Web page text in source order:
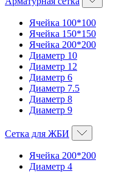
Ячейка 100*100
Ячейка 150*150
Ячейка 200*200
Диаметр 10
Диаметр 12
Диаметр 6
Диаметр 7.5
Диаметр 8
Диаметр 9
Сетка для ЖБИ
Ячейка 200*200
Диаметр 4